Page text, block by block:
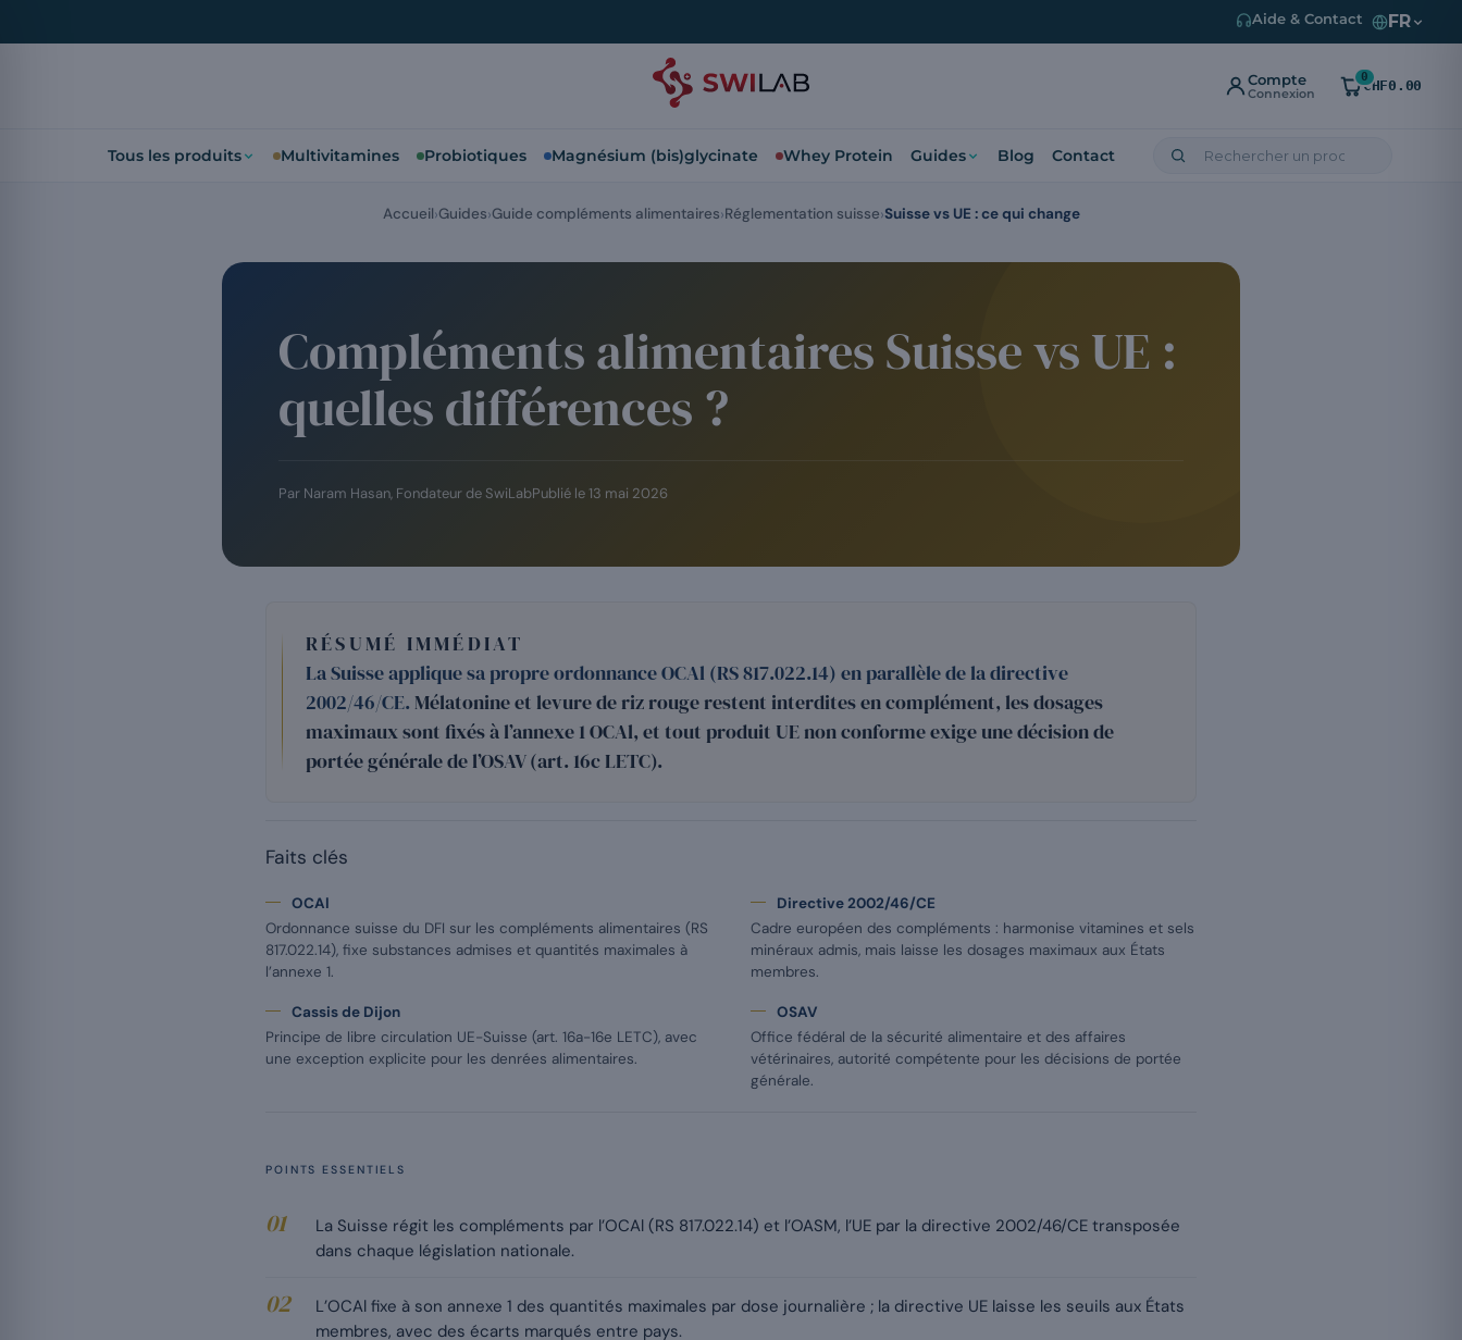
Aide & Contact FR
Compte
Connexion
0
CHF0.00
Tous les produits Multivitamines Probiotiques Magnésium (bis)glycinate Whey Protein Guides Blog Contact
Compléments alimentaires Suisse vs UE :
quelles différences ?
Par Naram Hasan, Fondateur de SwiLabPublié le 13 mai 2026
RÉSUMÉ IMMÉDIAT
La Suisse applique sa propre ordonnance OCAl (RS 817.022.14) en parallèle de la directive
2002/46/CE. Mélatonine et levure de riz rouge restent interdites en complément, les dosages
maximaux sont fixés à l’annexe 1 OCAl, et tout produit UE non conforme exige une décision de
portée générale de l’OSAV (art. 16c LETC).
Faits clés
OCAl
Ordonnance suisse du DFI sur les compléments alimentaires (RS
817.022.14), fixe substances admises et quantités maximales à
l’annexe 1.
Directive 2002/46/CE
Cadre européen des compléments : harmonise vitamines et sels
minéraux admis, mais laisse les dosages maximaux aux États
membres.
Cassis de Dijon
Principe de libre circulation UE-Suisse (art. 16a-16e LETC), avec
une exception explicite pour les denrées alimentaires.
OSAV
Office fédéral de la sécurité alimentaire et des affaires
vétérinaires, autorité compétente pour les décisions de portée
générale.
POINTS ESSENTIELS
La Suisse régit les compléments par l’OCAl (RS 817.022.14) et l’OASM, l’UE par la directive 2002/46/CE transposée
dans chaque législation nationale.
L’OCAl fixe à son annexe 1 des quantités maximales par dose journalière ; la directive UE laisse les seuils aux États
membres, avec des écarts marqués entre pays.
Accueil Guides Guide compléments alimentaires Réglementation suisse Suisse vs UE : ce qui change